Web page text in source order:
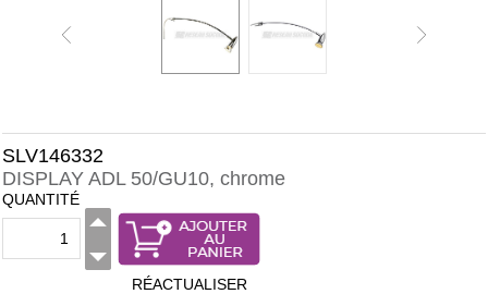
SLV146332
DISPLAY ADL 50/GU10, chrome
QUANTITÉ
RÉACTUALISER